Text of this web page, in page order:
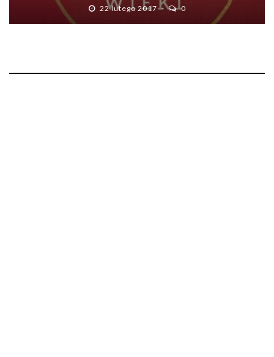
22 lutego 2017
0